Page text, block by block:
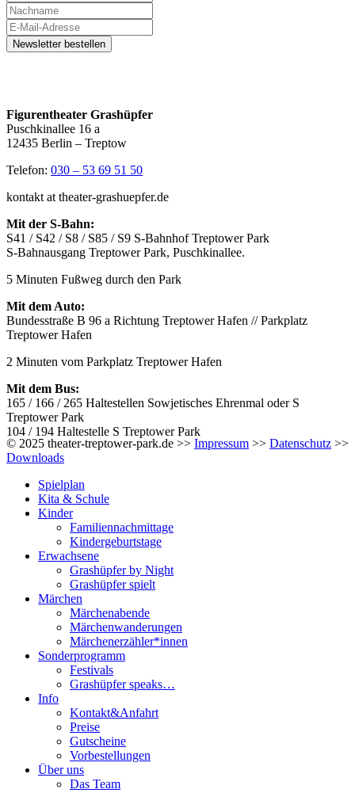
Figurentheater Grashüpfer
Puschkinallee 16 a
12435 Berlin – Treptow
Telefon: 030 – 53 69 51 50
kontakt at theater-grashuepfer.de
Mit der S-Bahn:
S41 / S42 / S8 / S85 / S9 S-Bahnhof Treptower Park
S-Bahnausgang Treptower Park, Puschkinallee.
5 Minuten Fußweg durch den Park
Mit dem Auto:
Bundesstraße B 96 a Richtung Treptower Hafen // Parkplatz
Treptower Hafen
2 Minuten vom Parkplatz Treptower Hafen
Mit dem Bus:
165 / 166 / 265 Haltestellen Sowjetisches Ehrenmal oder S
Treptower Park
104 / 194 Haltestelle S Treptower Park
© 2025 theater-treptower-park.de >> Impressum >> Datenschutz >>
Downloads
Spielplan
Kita & Schule
Kinder
Familiennachmittage
Kindergeburtstage
Erwachsene
Grashüpfer by Night
Grashüpfer spielt
Märchen
Märchenabende
Märchenwanderungen
Märchenerzähler*innen
Sonderprogramm
Festivals
Grashüpfer speaks…
Info
Kontakt&Anfahrt
Preise
Gutscheine
Vorbestellungen
Über uns
Das Team